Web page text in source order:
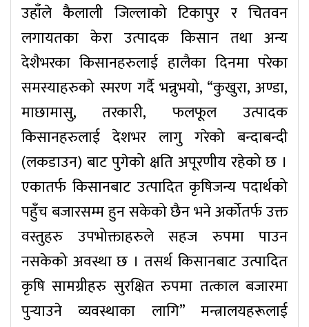
उहाँले कैलाली जिल्लाको टिकापुर र चितवन
लगायतका केरा उत्पादक किसान तथा अन्य
देशैभरका किसानहरुलाई हालैका दिनमा परेका
समस्याहरुको स्मरण गर्दै भन्नुभयो, “कुखुरा, अण्डा,
माछामासु, तरकारी, फलफूल उत्पादक
किसानहरुलाई देशभर लागु गरेको बन्दाबन्दी
(लकडाउन) बाट पुगेको क्षति अपूरणीय रहेको छ ।
एकातर्फ किसानबाट उत्पादित कृषिजन्य पदार्थको
पहुँच बजारसम्म हुन सकेको छैन भने अर्कोतर्फ उक्त
वस्तुहरु उपभोक्ताहरुले सहज रुपमा पाउन
नसकेको अवस्था छ । तसर्थ किसानबाट उत्पादित
कृषि सामग्रीहरु सुरक्षित रुपमा तत्काल बजारमा
पुर्‍याउने व्यवस्थाका लागि” मन्त्रालयहरूलाई